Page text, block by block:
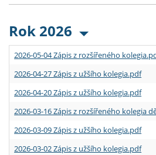
Rok 2026
2026-05-04 Zápis z rozšířeného
2026-04-27 Zápis z užšího kolegia.pdf
2026-04-20 Zápis z užšího kolegia.pdf
2026-03-16 Zápis z rozšířeného kolegia
2026-03-09 Zápis z užšího kolegia.pdf
2026-03-02 Zápis z užšího kolegia.pdf